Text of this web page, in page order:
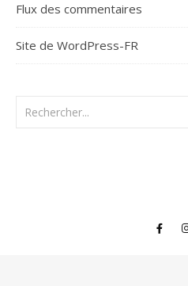
Flux des commentaires
Site de WordPress-FR